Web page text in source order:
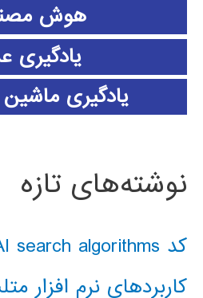
هوش
یادگیری
یادگیری ماشین
نوشته‌های تازه
کد classical AI search algorithms
کاربردهای نرم افزار